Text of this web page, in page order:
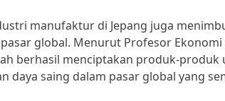
manufaktur di Jepang juga
global. Menurut Profesor Ekonomi
berhasil menciptakan produk-produk
saing dalam pasar global yang